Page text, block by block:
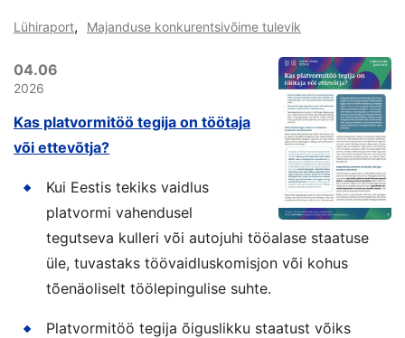
Lühiraport, Majanduse konkurentsivõime tulevik
04.06
2026
Kas platvormitöö tegija on töötaja
või ettevõtja?
Kui Eestis tekiks vaidlus
platvormi vahendusel
tegutseva kulleri või autojuhi tööalase staatuse
üle, tuvastaks töövaidluskomisjon või kohus
tõenäoliselt töölepingulise suhte.
Platvormitöö tegija õiguslikku staatust võiks